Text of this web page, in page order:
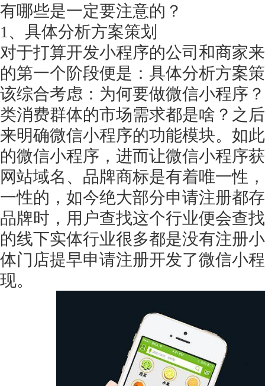
有哪些是一定要注意的？
1、具体分析方案策划
对于打算开发小程序的公司和商家
的第一个阶段便是：具体分析方案
该综合考虑：为何要做微信小程序
类消费群体的市场需求都是啥？之
来明确微信小程序的功能模块。如
的微信小程序，进而让微信小程序
网站域名、品牌商标是有着唯一性
一性的，如今绝大部分申请注册都
品牌时，用户查找这个行业便会查
的线下实体行业很多都是没有注册
体门店提早申请注册开发了微信小
现。
获得产品报价方案
1万个想法不如1次的方案落地